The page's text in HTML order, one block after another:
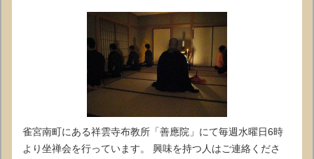
雀宮南町にある祥雲寺布教所「善應院」にて毎週水曜日6時
より坐禅会を行っています。 興味を持つ人はご連絡くださ